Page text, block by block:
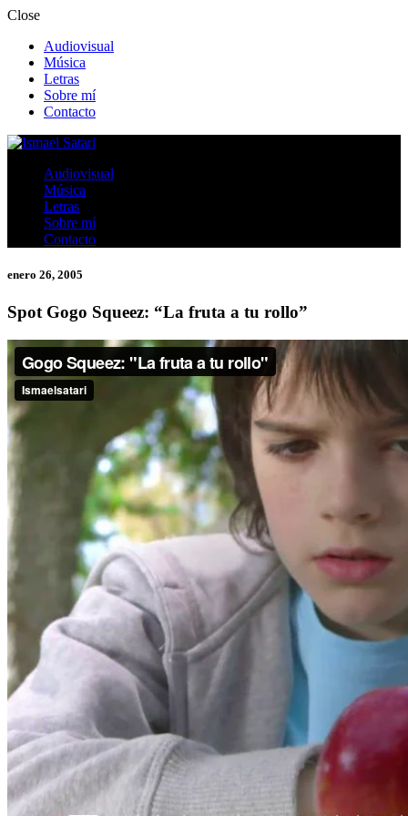
Close
Audiovisual
Música
Letras
Sobre mí
Contacto
Ismael Satari
Músico – compositor – productor – autor
Audiovisual
Música
Letras
Sobre mí
Contacto
enero 26, 2005
Spot Gogo Squeez: “La fruta a tu rollo”